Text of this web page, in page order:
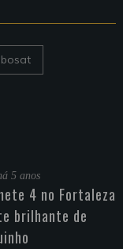
5 anos
4 no Fortaleza
brilhante de